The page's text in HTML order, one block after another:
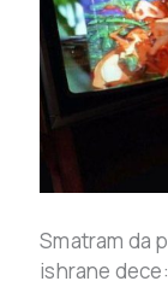
Smatram da
ishrane dece: